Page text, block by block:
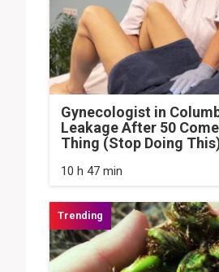
Gynecologist in
Leakage After 50
Thing (Stop Doing
10 h 47 min